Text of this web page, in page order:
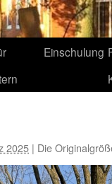
Einschulung
2025 | Die